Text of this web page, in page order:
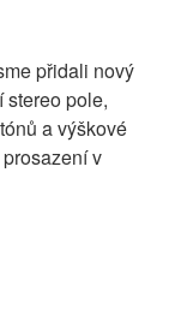
přidali nový
stereo pole,
a výškové
v